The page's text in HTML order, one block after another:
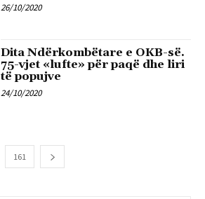
26/10/2020
Dita Ndërkombëtare e OKB-së.
75-vjet «lufte» për paqë dhe liri
të popujve
24/10/2020
161